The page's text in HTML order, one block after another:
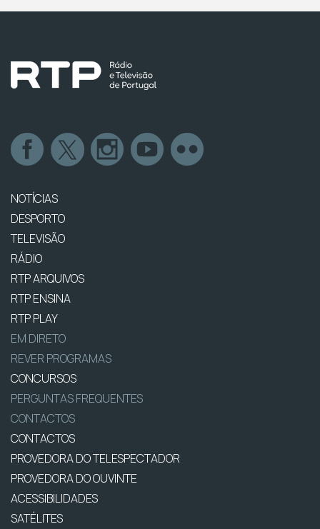
NOTÍCIAS
DESPORTO
TELEVISÃO
RÁDIO
RTP ARQUIVOS
RTP ENSINA
RTP PLAY
EM DIRETO
REVER PROGRAMAS
CONCURSOS
PERGUNTAS FREQUENTES
CONTACTOS
CONTACTOS
PROVEDORA DO TELESPECTADOR
PROVEDORA DO OUVINTE
ACESSIBILIDADES
SATÉLITES